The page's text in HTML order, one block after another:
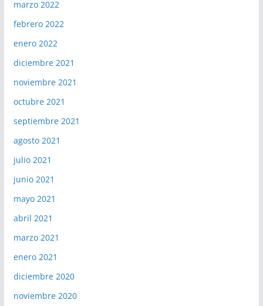
marzo 2022
febrero 2022
enero 2022
diciembre 2021
noviembre 2021
octubre 2021
septiembre 2021
agosto 2021
julio 2021
junio 2021
mayo 2021
abril 2021
marzo 2021
enero 2021
diciembre 2020
noviembre 2020